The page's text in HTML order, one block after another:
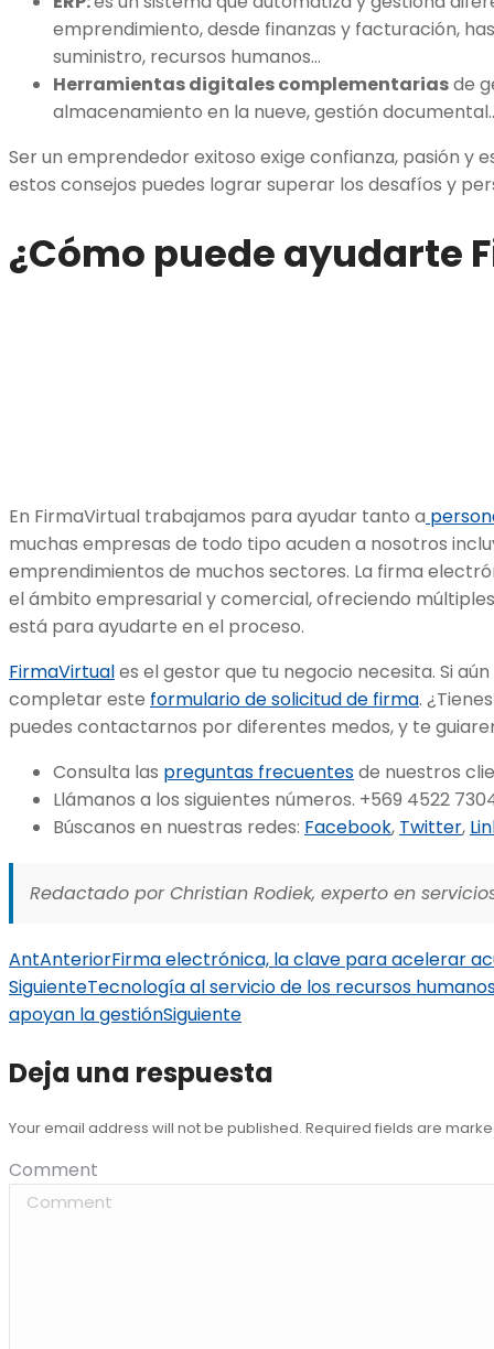
emprendimiento, desde finanzas y facturación,
suministro, recursos humanos…
Herramientas digitales complementariasde
almacenamiento en la nueve, gestión
Ser un emprendedor exitoso exige confianza, pasión y
estos consejos puedes lograr superar los desafíos y
¿Cómo puede ayudarte
En FirmaVirtual trabajamos para ayudar tanto a
muchas empresas de todo tipo acuden a nosotros
emprendimientos de muchos sectores. La firma
el ámbito empresarial y comercial, ofreciendo
está para ayudarte en el proceso.
FirmaVirtuales el gestor que tu negocio necesita. Si
completar este formulario de solicitud de firma.
puedes contactarnos por diferentes medos, y te
Consulta las preguntas frecuentesde nuestros
Llámanos a los siguientes números. +569 4522
Búscanos en nuestras redes: Facebook, Twitter,
Redactado por Christian Rodiek, experto en
AntAnteriorFirma electrónica, la clave para acelerar
SiguienteTecnología al servicio de los recursos
apoyan la gestiónSiguiente
Deja una respuesta
Your email address will not be published. Required fields are
Comment